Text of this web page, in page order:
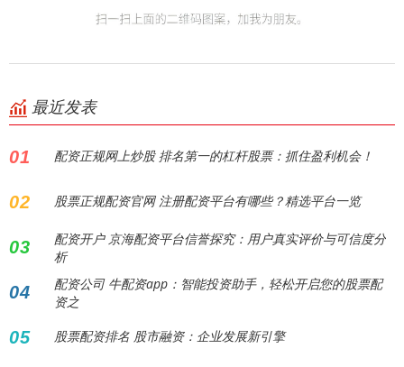
最近发表
01 配资正规网上炒股 排名第一的杠杆股票：抓住盈利机会！
02 股票正规配资官网 注册配资平台有哪些？精选平台一览
03
配资开户 京海配资平台信誉探究：用户真实评价与可信度分
析
04
配资公司 牛配资app：智能投资助手，轻松开启您的股票配
资之
05 股票配资排名 股市融资：企业发展新引擎